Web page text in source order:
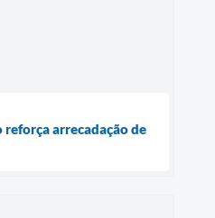
reforça arrecadação de